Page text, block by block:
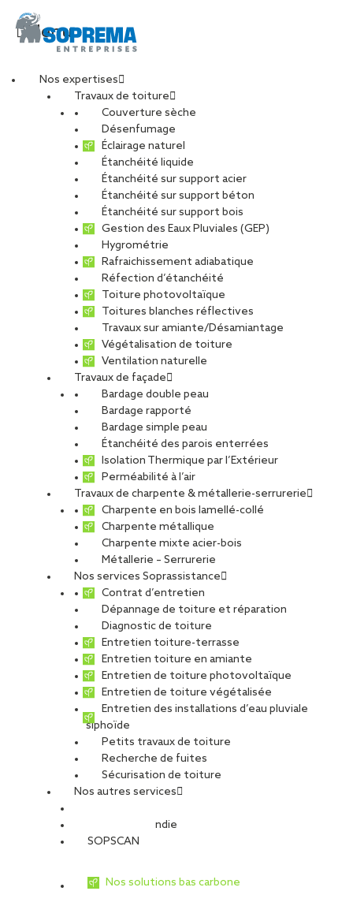
Menu
Nos expertises
Travaux de toiture
Couverture sèche
Désenfumage
Éclairage naturel
Étanchéité liquide
Étanchéité sur support acier
Étanchéité sur support béton
Étanchéité sur support bois
Gestion des Eaux Pluviales (GEP)
Hygrométrie
Rafraichissement adiabatique
Réfection d’étanchéité
Toiture photovoltaïque
Toitures blanches réflectives
Travaux sur amiante/Désamiantage
Végétalisation de toiture
Ventilation naturelle
Travaux de façade
Bardage double peau
Bardage rapporté
Bardage simple peau
Étanchéité des parois enterrées
Isolation Thermique par l’Extérieur
Perméabilité à l’air
Travaux de charpente & métallerie-serrurerie
Charpente en bois lamellé-collé
Charpente métallique
Charpente mixte acier-bois
Métallerie – Serrurerie
Nos services Soprassistance
Contrat d’entretien
Dépannage de toiture et réparation
Diagnostic de toiture
Entretien toiture-terrasse
Entretien toiture en amiante
Entretien de toiture photovoltaïque
Entretien de toiture végétalisée
Entretien des installations d’eau pluviale
siphoïde
Petits travaux de toiture
Recherche de fuites
Sécurisation de toiture
Nos autres services
Sécurité Incendie
SOPSCAN
Nos solutions bas carbone
YT-cover
PARTAGER